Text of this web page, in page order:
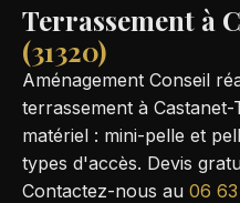
Terrassement à
(31320)
Aménagement Conseil
terrassement à
matériel : mini-pelle et
types d'accès. Devis
Contactez-nous au 06